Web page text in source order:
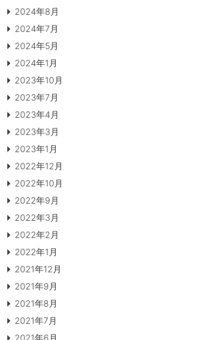
2024年8月
2024年7月
2024年5月
2024年1月
2023年10月
2023年7月
2023年4月
2023年3月
2023年1月
2022年12月
2022年10月
2022年9月
2022年3月
2022年2月
2022年1月
2021年12月
2021年9月
2021年8月
2021年7月
2021年6月